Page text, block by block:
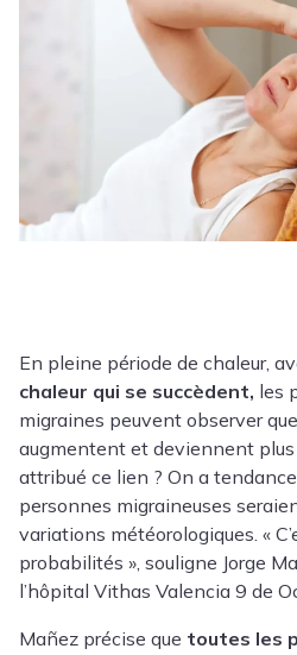
En pleine période de chaleur,
chaleur qui se succèdent, les
migraines peuvent observer
augmentent et deviennent
attribué ce lien ? On a
personnes migraineuses
variations météorologiques. «
probabilités », souligne Jorge
l’hôpital Vithas Valencia 9 de
Mañez précise que toutes les